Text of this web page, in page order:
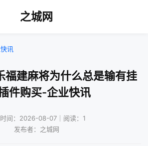
之城网
讯
福建麻将为什么总是输有挂
件购买-企业快讯
间：2026-08-07｜阅读：1
发布者：之城网